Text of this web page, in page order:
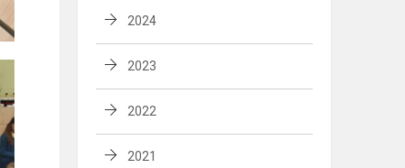
2024
2023
2022
2021